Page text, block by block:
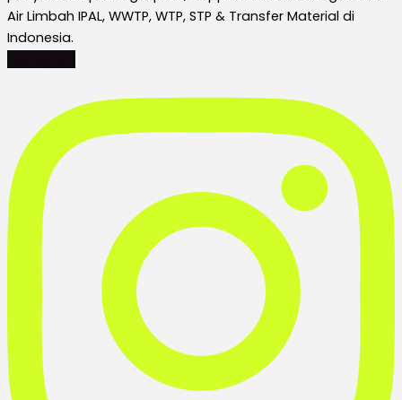
Air Limbah IPAL, WWTP, WTP, STP & Transfer Material di
Indonesia.